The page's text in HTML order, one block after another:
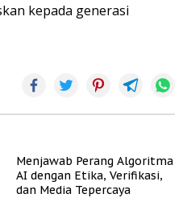
kepada generasi
Menjawab Perang Algoritma
AI dengan Etika, Verifikasi,
dan Media Tepercaya